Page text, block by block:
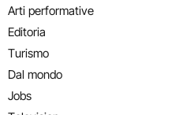
Arti performative
Editoria
Turismo
Dal mondo
Jobs